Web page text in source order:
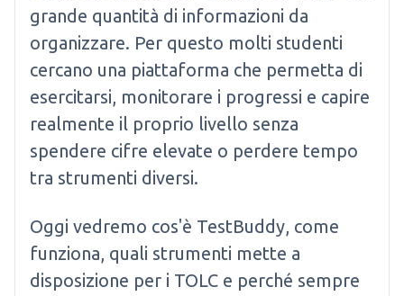
grande quantità di informazioni da
organizzare. Per questo molti studenti
cercano una piattaforma che permetta di
esercitarsi, monitorare i progressi e capire
realmente il proprio livello senza
spendere cifre elevate o perdere tempo
tra strumenti diversi.
Oggi vedremo cos'è TestBuddy, come
funziona, quali strumenti mette a
disposizione per i TOLC e perché sempre